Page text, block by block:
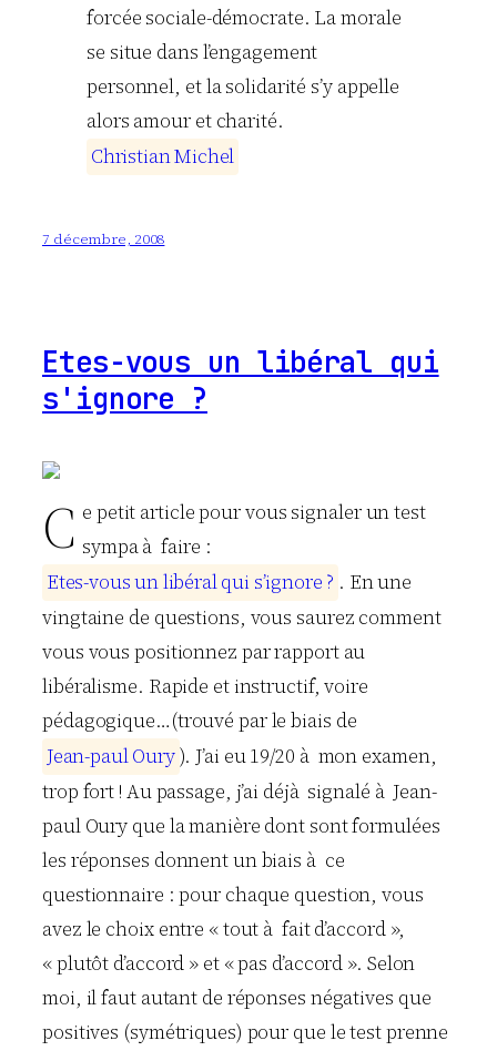
forcée sociale-démocrate. La morale
se situe dans l’engagement
personnel, et la solidarité s’y appelle
alors amour et charité.
ChristianMichel
7 décembre, 2008
Etes-vous un libéral qui
s'ignore ?
C e petit article pour vous signaler un test
sympa à faire :
Etes-vousunlibéralqui s’ignore ? . En une
vingtaine de questions, vous saurez comment
vous vous positionnez par rapport au
libéralisme. Rapide et instructif, voire
pédagogique…(trouvé par le biais de
Jean-paulOury). J’ai eu 19/20 à mon examen,
trop fort ! Au passage, j’ai déjà signalé à Jean-
paul Oury que la manière dont sont formulées
les réponses donnent un biais à ce
questionnaire : pour chaque question, vous
avez le choix entre « tout à fait d’accord »,
« plutôt d’accord » et « pas d’accord ». Selon
moi, il faut autant de réponses négatives que
positives (symétriques) pour que le test prenne